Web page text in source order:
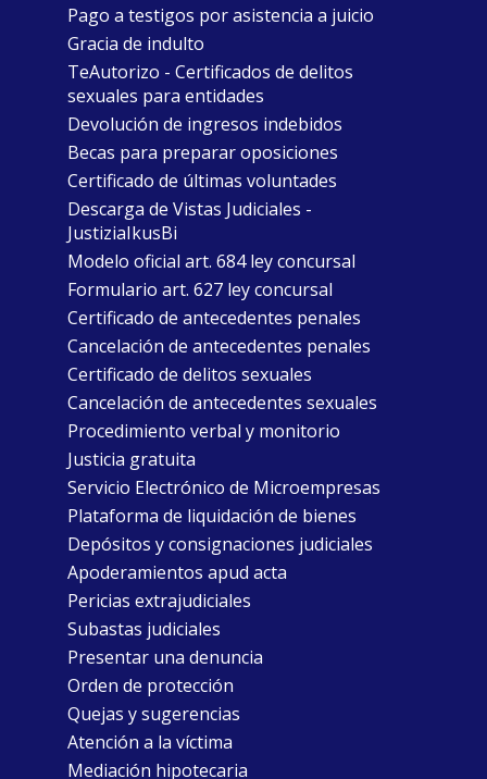
Pago a testigos por asistencia a juicio
Gracia de indulto
TeAutorizo - Certificados de delitos
sexuales para entidades
Devolución de ingresos indebidos
Becas para preparar oposiciones
Certificado de últimas voluntades
Descarga de Vistas Judiciales -
JustiziaIkusBi
Modelo oficial art. 684 ley concursal
Formulario art. 627 ley concursal
Certificado de antecedentes penales
Cancelación de antecedentes penales
Certificado de delitos sexuales
Cancelación de antecedentes sexuales
Procedimiento verbal y monitorio
Justicia gratuita
Servicio Electrónico de Microempresas
Plataforma de liquidación de bienes
Depósitos y consignaciones judiciales
Apoderamientos apud acta
Pericias extrajudiciales
Subastas judiciales
Presentar una denuncia
Orden de protección
Quejas y sugerencias
Atención a la víctima
Mediación hipotecaria